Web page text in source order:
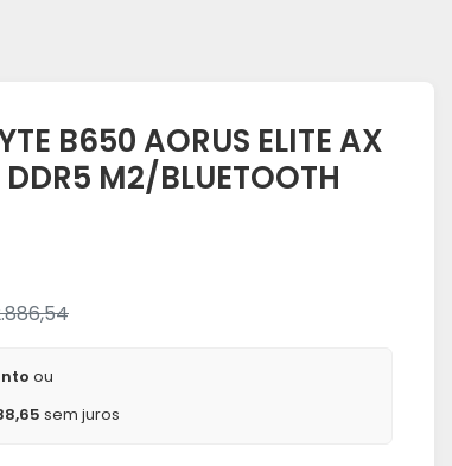
B650 AORUS ELITE AX
M2/BLUETOOTH
ou
sem juros